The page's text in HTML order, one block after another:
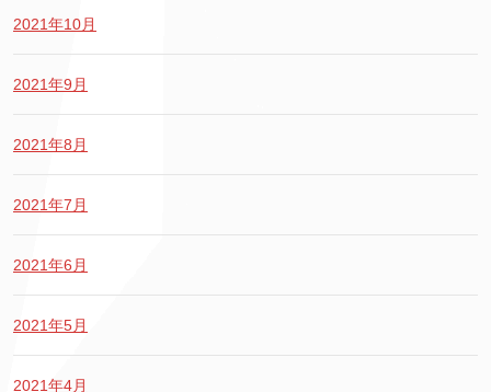
2021年10月
2021年9月
2021年8月
2021年7月
2021年6月
2021年5月
2021年4月